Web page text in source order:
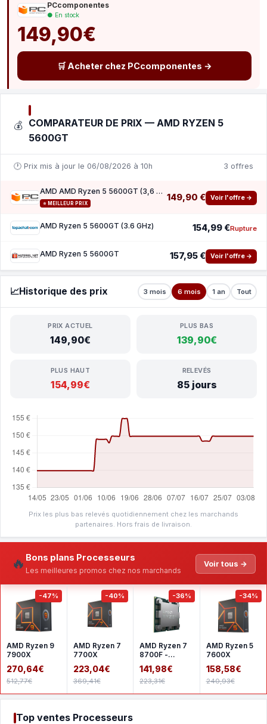
PCcomponentes
● En stock
149,90€
🛒 Acheter chez PCcomponentes →
💰 COMPARATEUR DE PRIX — AMD RYZEN 5
5600GT
🕐 Prix mis à jour le 06/08/2026 à 10h 3 offres
AMD AMD Ryzen 5 5600GT (3,6 4,6 GHz) (100-100001488BOX)
⭐ MEILLEUR PRIX
149,90 € Voir l'offre →
AMD Ryzen 5 5600GT (3.6 GHz) 154,99 €Rupture
AMD Ryzen 5 5600GT 157,95 € Voir l'offre →
📈Historique des prix 3 mois 6 mois 1 an Tout
PRIX ACTUEL
149,90€
PLUS BAS
139,90€
PLUS HAUT
154,99€
RELEVÉS
85 jours
Prix les plus bas relevés quotidiennement chez les marchands
partenaires. Hors frais de livraison.
🔥 Bons plans Processeurs
Les meilleures promos chez nos marchands
Voir tous →
-47%
AMD Ryzen 9
7900X
270,64€
512,77€
-40%
AMD Ryzen 7
7700X
223,04€
369,41€
-36%
AMD Ryzen 7
8700F -
Version tray
141,98€
223,31€
-34%
AMD Ryzen 5
7600X
158,58€
240,93€
Top ventes Processeurs